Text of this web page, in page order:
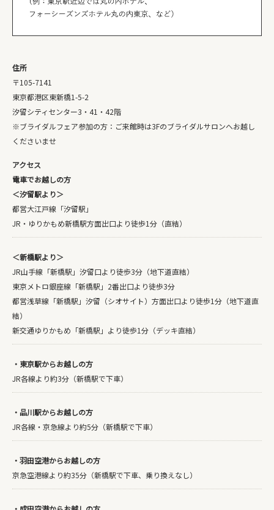
住所
〒105-7141
東京都港区東新橋1-5-2
汐留シティセンター3・41・42階
※ブライダルフェア参加の方：ご来館時は3Fのブライダルサロンへお越し
くださいませ
アクセス
電車でお越しの方
＜汐留駅より＞
都営大江戸線「汐留駅」
JR・ゆりかもめ新橋駅方面出口より徒歩1分（直結）
＜新橋駅より＞
JR山手線「新橋駅」汐留口より徒歩3分（地下道直結）
東京メトロ銀座線「新橋駅」2番出口より徒歩3分
都営浅草線「新橋駅」汐留（シオサイト）方面出口より徒歩1分（地下道直
結）
新交通ゆりかもめ「新橋駅」より徒歩1分（デッキ直結）
・東京駅からお越しの方
JR各線より約3分（新橋駅で下車）
・品川駅からお越しの方
JR各線・京急線より約5分（新橋駅で下車）
・羽田空港からお越しの方
京急空港線より約35分（新橋駅で下車、乗り換えなし）